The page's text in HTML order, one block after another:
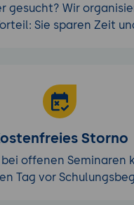
gesucht? Wir
Sie sparen Zeit
Storno
offenen Seminaren
Tag vor